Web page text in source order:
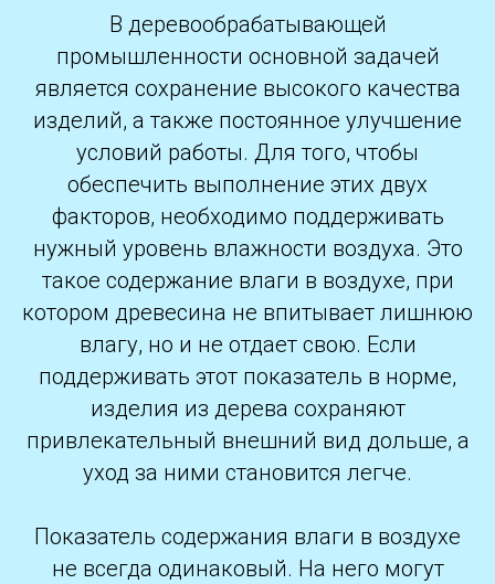
В деревообрабатывающей
промышленности основной задачей
является сохранение высокого качества
изделий, а также постоянное улучшение
условий работы. Для того, чтобы
обеспечить выполнение этих двух
факторов, необходимо поддерживать
нужный уровень влажности воздуха. Это
такое содержание влаги в воздухе, при
котором древесина не впитывает лишнюю
влагу, но и не отдает свою. Если
поддерживать этот показатель в норме,
изделия из дерева сохраняют
привлекательный внешний вид дольше, а
уход за ними становится легче.
Показатель содержания влаги в воздухе
не всегда одинаковый. На него могут